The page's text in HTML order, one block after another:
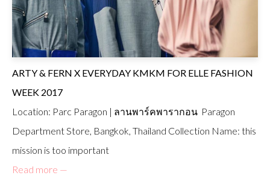
ARTY & FERN X EVERYDAY KMKM FOR ELLE FASHION
WEEK 2017
Location: Parc Paragon | ลานพาร์คพารากอน Paragon
Department Store, Bangkok, Thailand Collection Name: this
mission is too important
Read more —